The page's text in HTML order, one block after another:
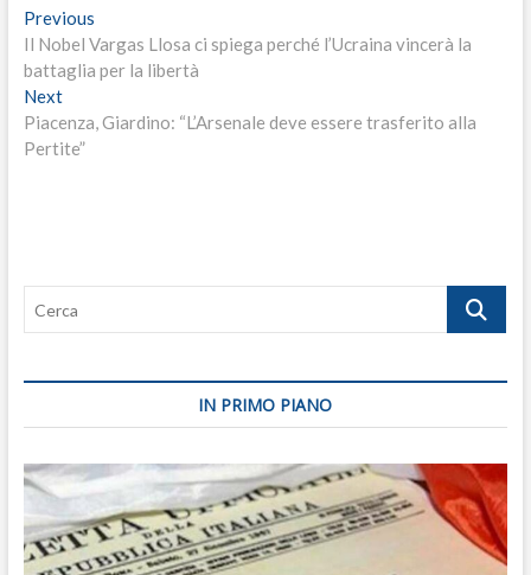
Navigazione
articoli
PreviousPrevious
post:
Il Nobel Vargas Llosa ci spiega perché l’Ucraina vincerà la
battaglia per la libertà
NextNext
post:
Piacenza, Giardino: “L’Arsenale deve essere trasferito alla
Pertite”
Cerca
IN PRIMO PIANO